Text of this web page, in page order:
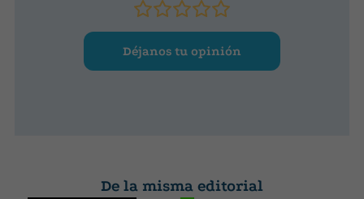
Déjanos tu opinión
De la misma editorial